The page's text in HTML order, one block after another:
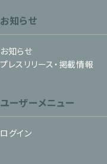
お知らせ
お知らせ
プレスリリース・掲載情報
ユーザーメニュー
ログイン